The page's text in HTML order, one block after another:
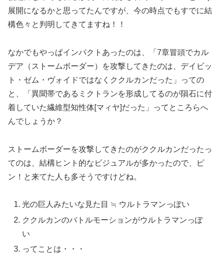
展開になるかと思ってたんですが、今の時点でもすでに結
構色々と判明してきてますね！！
なかでもやっぱインパクトあったのは、「7章冒頭でカル
デア（ストームボーダー）を攻撃してきたのは、デイビッ
ト・ゼム・ヴォイドではなくククルカンだった」っての
と、「異聞帯であるミクトランを形成してるのが隕石に付
着していた繊維型知性体[マィヤ]だった」ってところらへ
んでしょうか？
ストームボーダーを攻撃してきたのがククルカンだったっ
てのは、結構ヒント的なビジュアルが多かったので、ピ
ン！と来てた人も多そうですけどね。
光の巨人みたいな見た目 ≒ ウルトラマンっぽい
ククルカンのバトルモーションがウルトラマンっぽ
い
ってことは・・・